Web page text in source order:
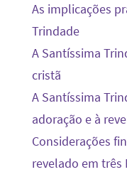
As implicações
Trindade
A Santíssima
cristã
A Santíssima
adoração e à
Considerações
revelado em três